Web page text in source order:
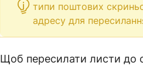
типи поштових
адресу для
Щоб пересилати листи до